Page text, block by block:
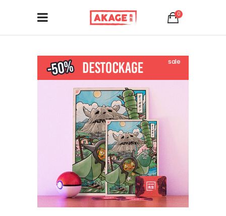
0
sale